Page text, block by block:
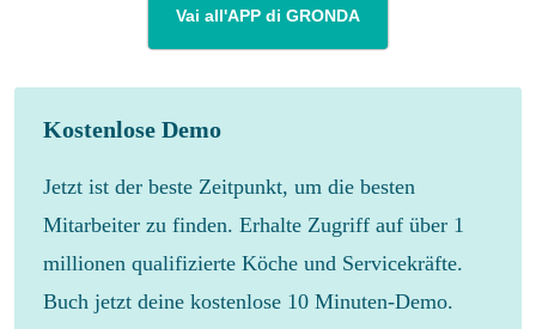
Vai all'APP di GRONDA
Kostenlose Demo
Jetzt ist der beste Zeitpunkt, um die besten
Mitarbeiter zu finden. Erhalte Zugriff auf über 1
millionen qualifizierte Köche und Servicekräfte.
Buch jetzt deine kostenlose 10 Minuten-Demo.